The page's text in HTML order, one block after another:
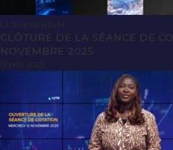
Le Journal BRVM
CLÔTURE DE LA SÉANCE DE
NOVEMBRE 2025